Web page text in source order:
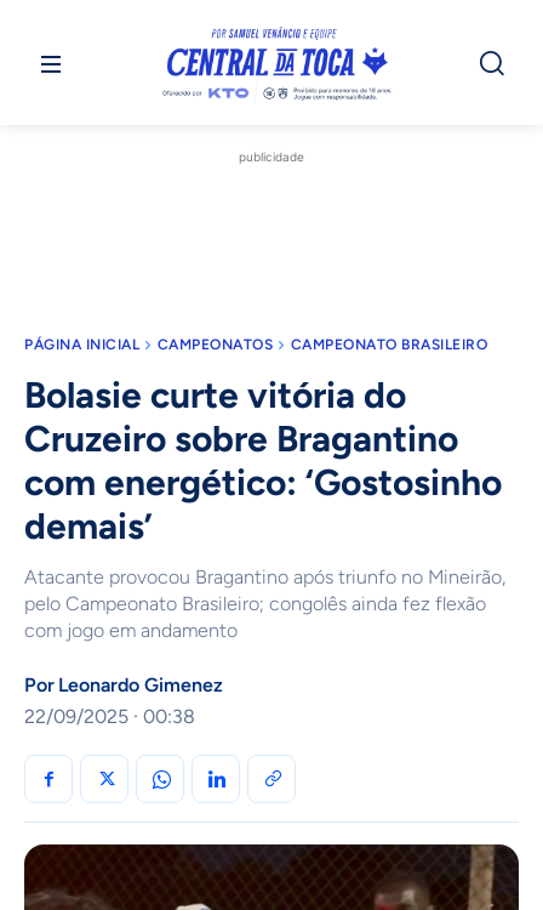
publicidade
PÁGINA INICIAL CAMPEONATOS CAMPEONATO BRASILEIRO
Bolasie curte vitória do
Cruzeiro sobre Bragantino
com energético: ‘Gostosinho
demais’
Atacante provocou Bragantino após triunfo no Mineirão,
pelo Campeonato Brasileiro; congolês ainda fez flexão
com jogo em andamento
Por Leonardo Gimenez
22/09/2025 · 00:38